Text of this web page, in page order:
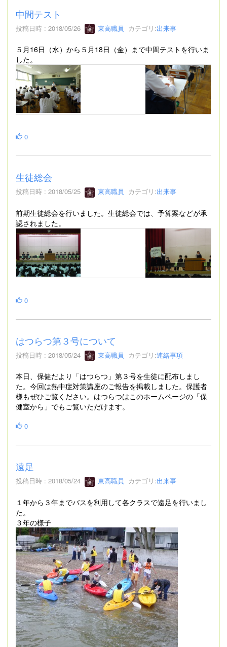
中間テスト
投稿日時 : 2018/05/26 東高職員 カテゴリ:出来事
５月16日（水）から５月18日（金）まで中間テストを行いま
した。
0
生徒総会
投稿日時 : 2018/05/25 東高職員 カテゴリ:出来事
前期生徒総会を行いました。生徒総会では、予算案などが承
認されました。
0
はつらつ第３号について
投稿日時 : 2018/05/24 東高職員 カテゴリ:連絡事項
本日、保健だより「はつらつ」第３号を生徒に配布しまし
た。今回は熱中症対策講座のご報告を掲載しました。保護者
様もぜひご覧ください。はつらつはこのホームページの「保
健室から」でもご覧いただけます。
0
遠足
投稿日時 : 2018/05/24 東高職員 カテゴリ:出来事
１年から３年までバスを利用して各クラスで遠足を行いまし
た。
３年の様子